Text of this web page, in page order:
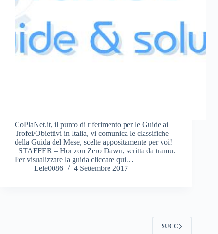
CoPlaNet.it, il punto di riferimento per le Guide ai
Trofei/Obiettivi in Italia, vi comunica le classifiche
della Guida del Mese, scelte appositamente per voi!
STAFFER – Horizon Zero Dawn, scritta da tramu.
Per visualizzare la guida cliccare qui…
Lele0086
4 Settembre 2017
SUCC